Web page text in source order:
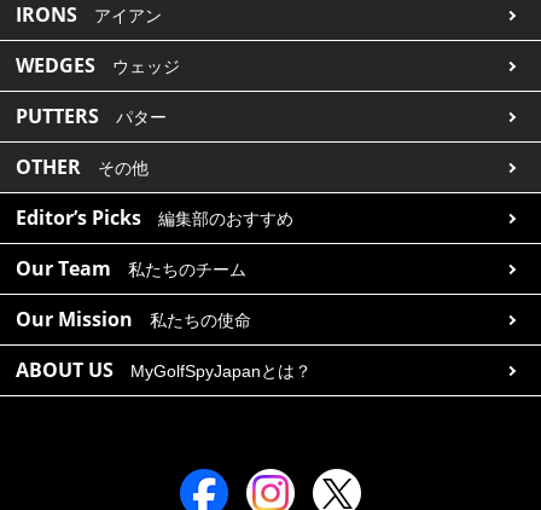
IRONS アイアン
WEDGES ウェッジ
PUTTERS パター
OTHER その他
Editor’s Picks 編集部のおすすめ
Our Team 私たちのチーム
Our Mission 私たちの使命
ABOUT US MyGolfSpyJapanとは？